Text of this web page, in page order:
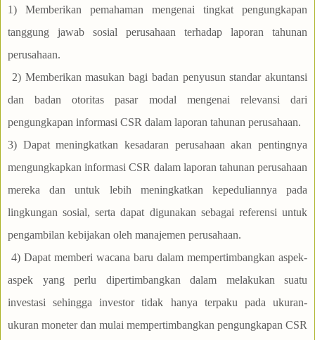
1) Memberikan pemahaman mengenai tingkat pengungkapan
tanggung jawab sosial perusahaan terhadap laporan tahunan
perusahaan.
2) Memberikan masukan bagi badan penyusun standar akuntansi
dan badan otoritas pasar modal mengenai relevansi dari
pengungkapan informasi CSR dalam laporan tahunan perusahaan.
3) Dapat meningkatkan kesadaran perusahaan akan pentingnya
mengungkapkan informasi CSR dalam laporan tahunan perusahaan
mereka dan untuk lebih meningkatkan kepeduliannya pada
lingkungan sosial, serta dapat digunakan sebagai referensi untuk
pengambilan kebijakan oleh manajemen perusahaan.
4) Dapat memberi wacana baru dalam mempertimbangkan aspek-
aspek yang perlu dipertimbangkan dalam melakukan suatu
investasi sehingga investor tidak hanya terpaku pada ukuran-
ukuran moneter dan mulai mempertimbangkan pengungkapan CSR